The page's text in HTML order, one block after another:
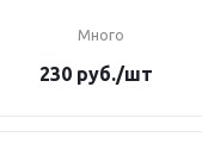
Много
230 руб./шт